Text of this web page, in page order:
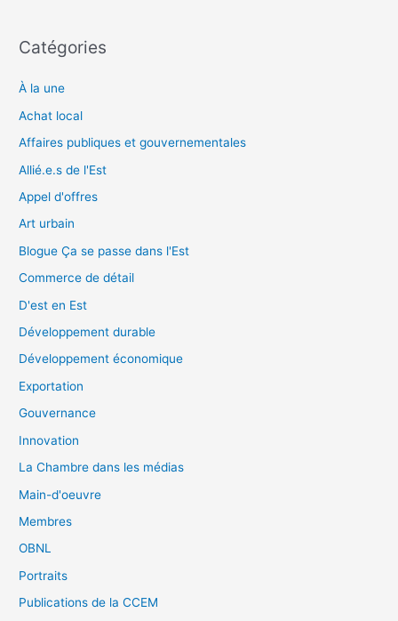
Catégories
À la une
Achat local
Affaires publiques et gouvernementales
Allié.e.s de l'Est
Appel d'offres
Art urbain
Blogue Ça se passe dans l'Est
Commerce de détail
D'est en Est
Développement durable
Développement économique
Exportation
Gouvernance
Innovation
La Chambre dans les médias
Main-d'oeuvre
Membres
OBNL
Portraits
Publications de la CCEM